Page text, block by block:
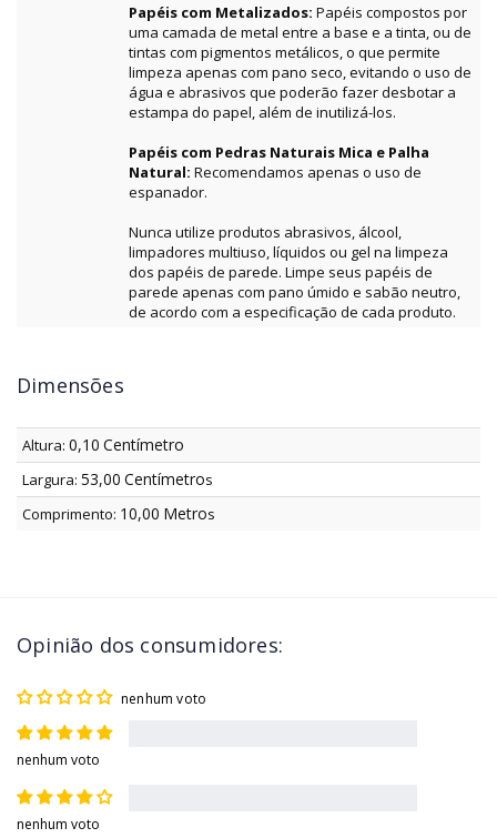
Papéis com Metalizados: Papéis compostos por
uma camada de metal entre a base e a tinta, ou de
tintas com pigmentos metálicos, o que permite
limpeza apenas com pano seco, evitando o uso de
água e abrasivos que poderão fazer desbotar a
estampa do papel, além de inutilizá-los.
Papéis com Pedras Naturais Mica e Palha
Natural: Recomendamos apenas o uso de
espanador.
Nunca utilize produtos abrasivos, álcool,
limpadores multiuso, líquidos ou gel na limpeza
dos papéis de parede. Limpe seus papéis de
parede apenas com pano úmido e sabão neutro,
de acordo com a especificação de cada produto.
Dimensões
Altura: 0,10 Centímetro
Largura: 53,00 Centímetros
Comprimento: 10,00 Metros
Opinião dos consumidores:
nenhum voto
nenhum voto
nenhum voto